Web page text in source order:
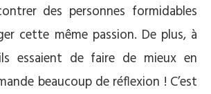
des personnes formidables
cette même passion. De plus, à
essaient de faire de mieux en
beaucoup de réflexion ! C’est